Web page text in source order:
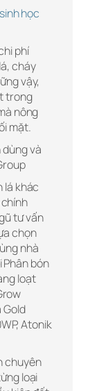
học
phí
cháy
vậy,
trong
nông
mặt.
dùng và
lá khác
tư vấn
chọn
nhà
Phân bón
loạt
Gold
Atonik
chuyên
loại